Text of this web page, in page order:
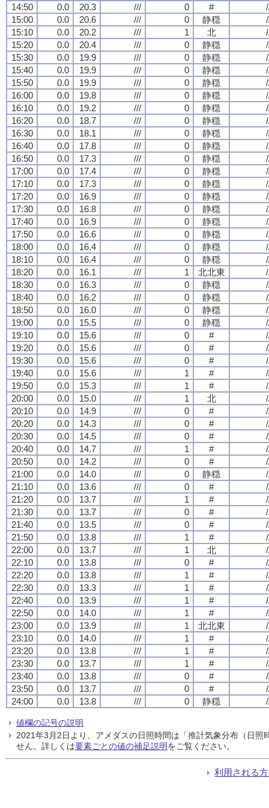
14:50 0.0 20.3 /// 0 #
15:00
0.0 20.6 /// 0 静穏
15:10
0.0 20.2 /// 1 北
15:20
0.0 20.4 /// 0 静穏
15:30
0.0 19.9 /// 0 静穏
15:40
0.0 19.9 /// 0 静穏
15:50
0.0 19.9 /// 0 静穏
16:00
0.0 19.8 /// 0 静穏
16:10
0.0 19.2 /// 0 静穏
16:20
0.0 18.7 /// 0 静穏
16:30
0.0 18.1 /// 0 静穏
16:40
0.0 17.8 /// 0 静穏
16:50
0.0 17.3 /// 0 静穏
17:00
0.0 17.4 /// 0 静穏
17:10
0.0 17.3 /// 0 静穏
17:20
0.0 16.9 /// 0 静穏
17:30
0.0 16.8 /// 0 静穏
17:40
0.0 16.9 /// 0 静穏
17:50
0.0 16.6 /// 0 静穏
18:00
0.0 16.4 /// 0 静穏
18:10
0.0 16.4 /// 0 静穏
18:20
0.0 16.1 /// 1 北北東
18:30
0.0 16.3 /// 0 静穏
18:40
0.0 16.2 /// 0 静穏
18:50
0.0 16.0 /// 0 静穏
19:00
0.0 15.5 /// 0 静穏
19:10
0.0 15.6 /// 0 #
19:20
0.0 15.6 /// 0 #
19:30
0.0 15.6 /// 0 #
19:40
0.0 15.6 /// 1 #
19:50
0.0 15.3 /// 1 #
20:00
0.0 15.0 /// 1 北
20:10
0.0 14.9 /// 0 #
20:20
0.0 14.3 /// 0 #
20:30
0.0 14.5 /// 0 #
20:40
0.0 14.7 /// 1 #
20:50
0.0 14.2 /// 0 #
21:00
0.0 14.0 /// 0 静穏
21:10
0.0 13.6 /// 0 #
21:20
0.0 13.7 /// 1 #
21:30
0.0 13.7 /// 0 #
21:40
0.0 13.5 /// 0 #
21:50
0.0 13.8 /// 1 #
22:00
0.0 13.7 /// 1 北
22:10
0.0 13.8 /// 0 #
22:20
0.0 13.8 /// 1 #
22:30
0.0 13.3 /// 1 #
22:40
0.0 13.9 /// 1 #
22:50
0.0 14.0 /// 1 #
23:00
0.0 13.9 /// 1 北北東
23:10
0.0 14.0 /// 1 #
23:20
0.0 13.8 /// 1 #
23:30
0.0 13.7 /// 1 #
23:40
0.0 13.8 /// 0 #
23:50
0.0 13.7 /// 0 #
24:00
0.0 13.8 /// 0 静穏
値欄の記号の説明
2021年3月2日より、アメダスの日照時間は「推計気象分布（日
せん。詳しくは要素ごとの値の補足説明をご覧ください。
利用される